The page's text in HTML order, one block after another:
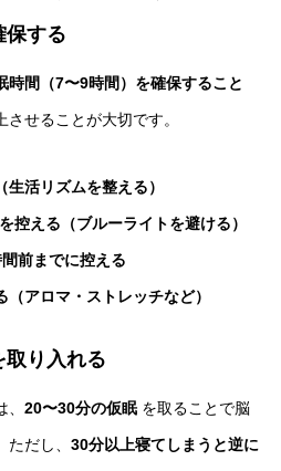
保する
時間（7〜9時間）を確保すること
せることが大切です。
活リズムを整える）
控える（ブルーライトを避ける）
前までに控える
アロマ・ストレッチなど）
取り入れる
20〜30分の仮眠 を取ることで脳
だし、 30分以上寝てしまうと逆に